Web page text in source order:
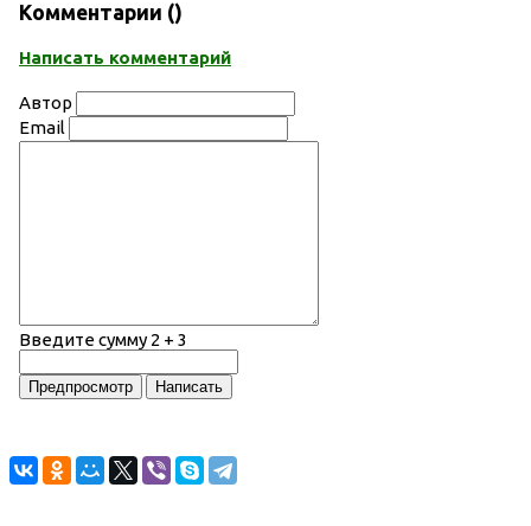
Комментарии ()
Написать комментарий
Автор
Email
Введите сумму 2 + 3